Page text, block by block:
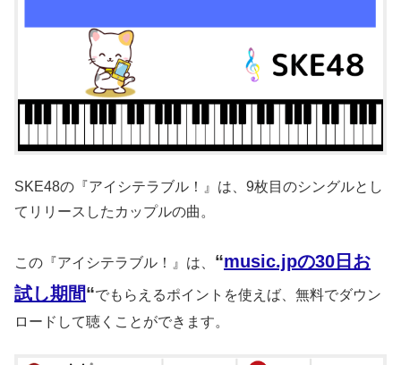
SKE48の『アイシテラブル！』は、9枚目のシングルとし
てリリースしたカップルの曲。
この『アイシテラブル！』は、 “music.jpの30日お
試し期間“でもらえるポイントを使えば、無料でダウン
ロードして聴くことができます。